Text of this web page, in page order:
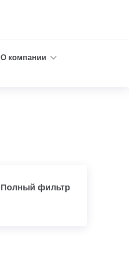
О компании
Полный фильтр